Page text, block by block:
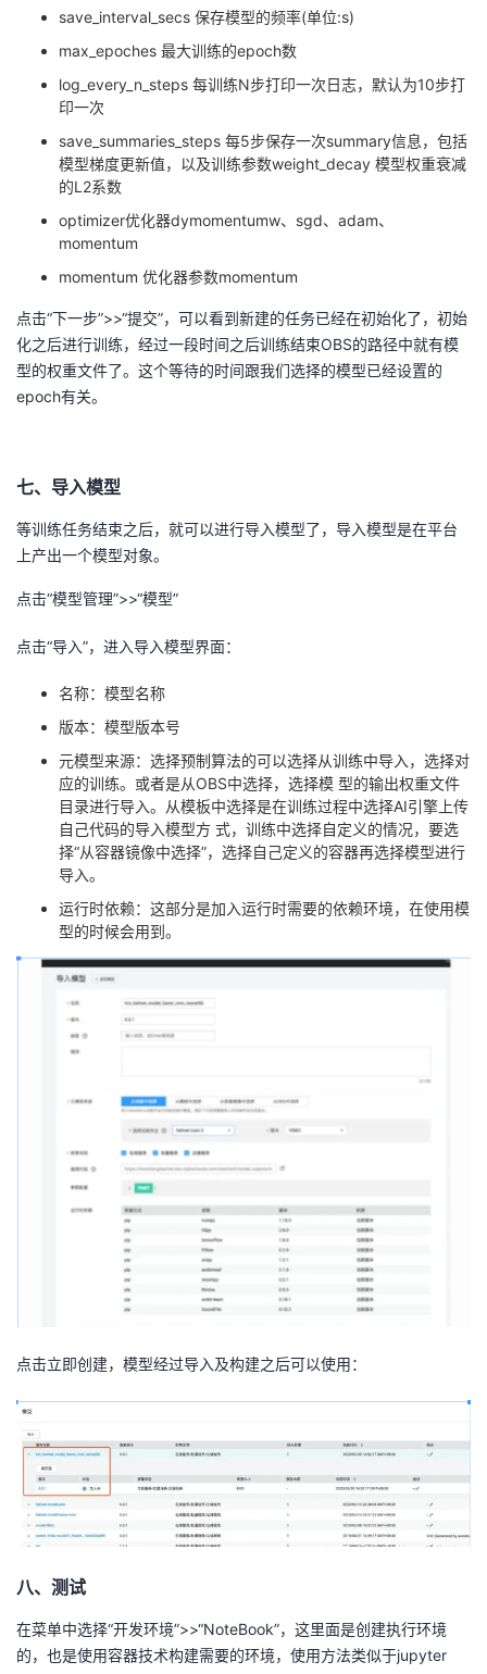
save_interval_secs 保存模型的频率(单位:s)
max_epoches 最大训练的epoch数
log_every_n_steps 每训练N步打印一次日志，默认为10步打
印一次
save_summaries_steps 每5步保存一次summary信息，包括
模型梯度更新值，以及训练参数weight_decay 模型权重衰减
的L2系数
optimizer优化器dymomentumw、sgd、adam、
momentum
momentum 优化器参数momentum
点击“下一步”>>“提交”，可以看到新建的任务已经在初始化了，初始
化之后进行训练，经过一段时间之后训练结束OBS的路径中就有模
型的权重文件了。这个等待的时间跟我们选择的模型已经设置的
epoch有关。
七、导入模型
等训练任务结束之后，就可以进行导入模型了，导入模型是在平台
上产出一个模型对象。
点击“模型管理”>>“模型”
点击“导入”，进入导入模型界面：
名称：模型名称
版本：模型版本号
元模型来源：选择预制算法的可以选择从训练中导入，选择对
应的训练。或者是从OBS中选择，选择模 型的输出权重文件
目录进行导入。从模板中选择是在训练过程中选择AI引擎上传
自己代码的导入模型方 式，训练中选择自定义的情况，要选
择“从容器镜像中选择”，选择自己定义的容器再选择模型进行
导入。
运行时依赖：这部分是加入运行时需要的依赖环境，在使用模
型的时候会用到。
点击立即创建，模型经过导入及构建之后可以使用：
八、测试
在菜单中选择“开发环境”>>“NoteBook”，这里面是创建执行环境
的，也是使用容器技术构建需要的环境，使用方法类似于jupyter